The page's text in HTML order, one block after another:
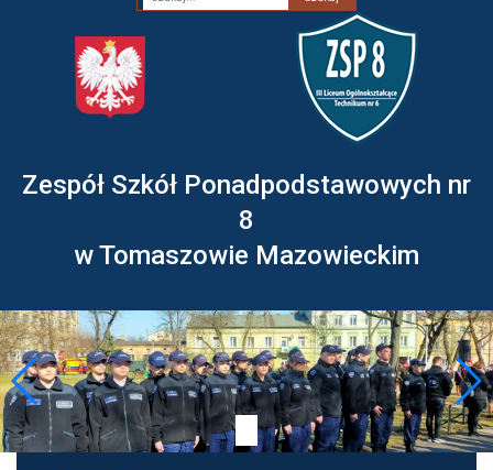
Fraza
Zespół Szkół Ponadpodstawowych nr
8
w Tomaszowie Mazowieckim